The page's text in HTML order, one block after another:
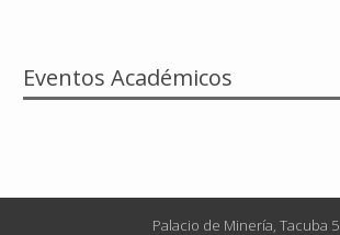
Eventos Académicos
Palacio de Minería, Tacuba 5